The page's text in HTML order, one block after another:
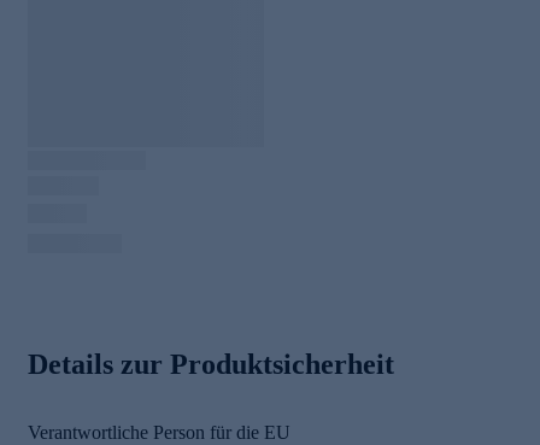
Details zur Produktsicherheit
Verantwortliche Person für die EU